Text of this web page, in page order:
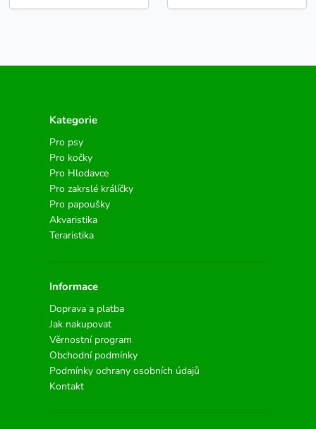
Kategorie
Pro psy
Pro kočky
Pro Hlodavce
Pro zakrslé králíčky
Pro papoušky
Akvaristika
Teraristika
Informace
Doprava a platba
Jak nakupovat
Věrnostní program
Obchodní podmínky
Podmínky ochrany osobních údajů
Kontakt